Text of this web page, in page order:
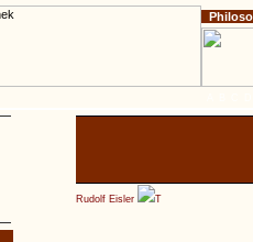
Rudolf Eisler T